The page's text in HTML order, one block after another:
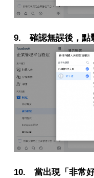
9. 確認無誤後，點
10. 當出現「非常